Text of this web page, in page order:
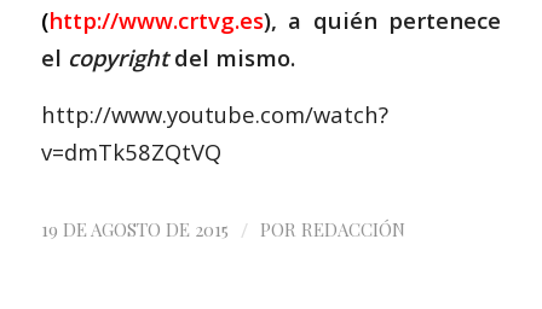
(http://www.crtvg.es), a quién pertenece
el copyrightdel mismo.
http://www.youtube.com/watch?
v=dmTk58ZQtVQ
19 DE AGOSTO DE 2015 / POR REDACCIÓN